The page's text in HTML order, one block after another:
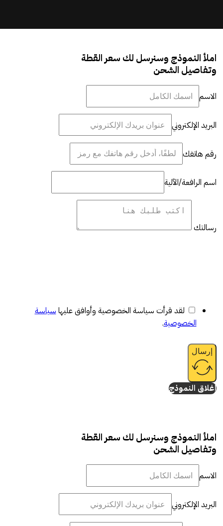
املأ النموذج وسنرسل لك سعر القطة
وتفاصيل الشحن
الاسم
البريد الإلكتروني
رقم هاتفك
اسم الرافعة/الآلية
رسالتك
لقد قرأت سياسة الخصوصية وأوافق عليها سياسة
الخصوصية.
إرسال
إغلاق النموذج
املأ النموذج وسنرسل لك سعر القطة
وتفاصيل الشحن
الاسم
البريد الإلكتروني